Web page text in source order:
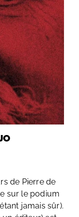
de Pierre de
sur le podium
jamais sûr).